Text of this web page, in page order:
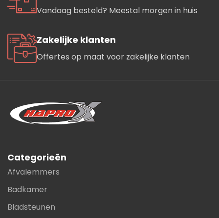
Vandaag besteld? Meestal morgen in huis
Zakelijke klanten
Offertes op maat voor zakelijke klanten
Categorieën
Afvalemmers
Badkamer
Bladsteunen